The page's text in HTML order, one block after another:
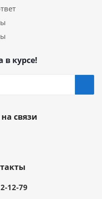
в курсе!
связи
12-79